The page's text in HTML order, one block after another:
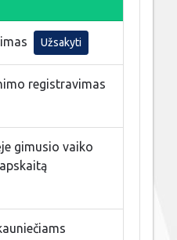
Užsakyti
registravimas
gimusio vaiko